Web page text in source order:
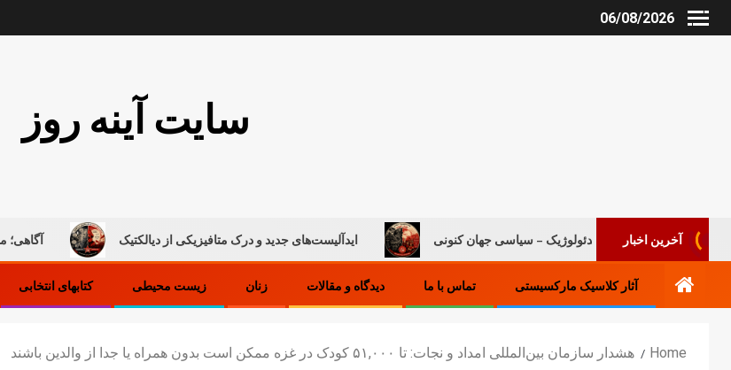
06/08/2026
سایت آینه روز
آخرین اخبار آگاهی؛ محصول تکامل ایدآلیست‌های جدید و درک متافیزیکی از دیالکتیک روند ایدئولوژیک – سیاسی جهان کنونی
آثار کلاسیک مارکسیستی تماس با ما دیدگاه و مقالات زنان زیست محیطی کتابهای انتخابی
Home هشدار سازمان بین‌المللی امداد و نجات: تا ۵۱,۰۰۰ کودک در غزه ممکن است بدون همراه یا جدا از والدین باشند